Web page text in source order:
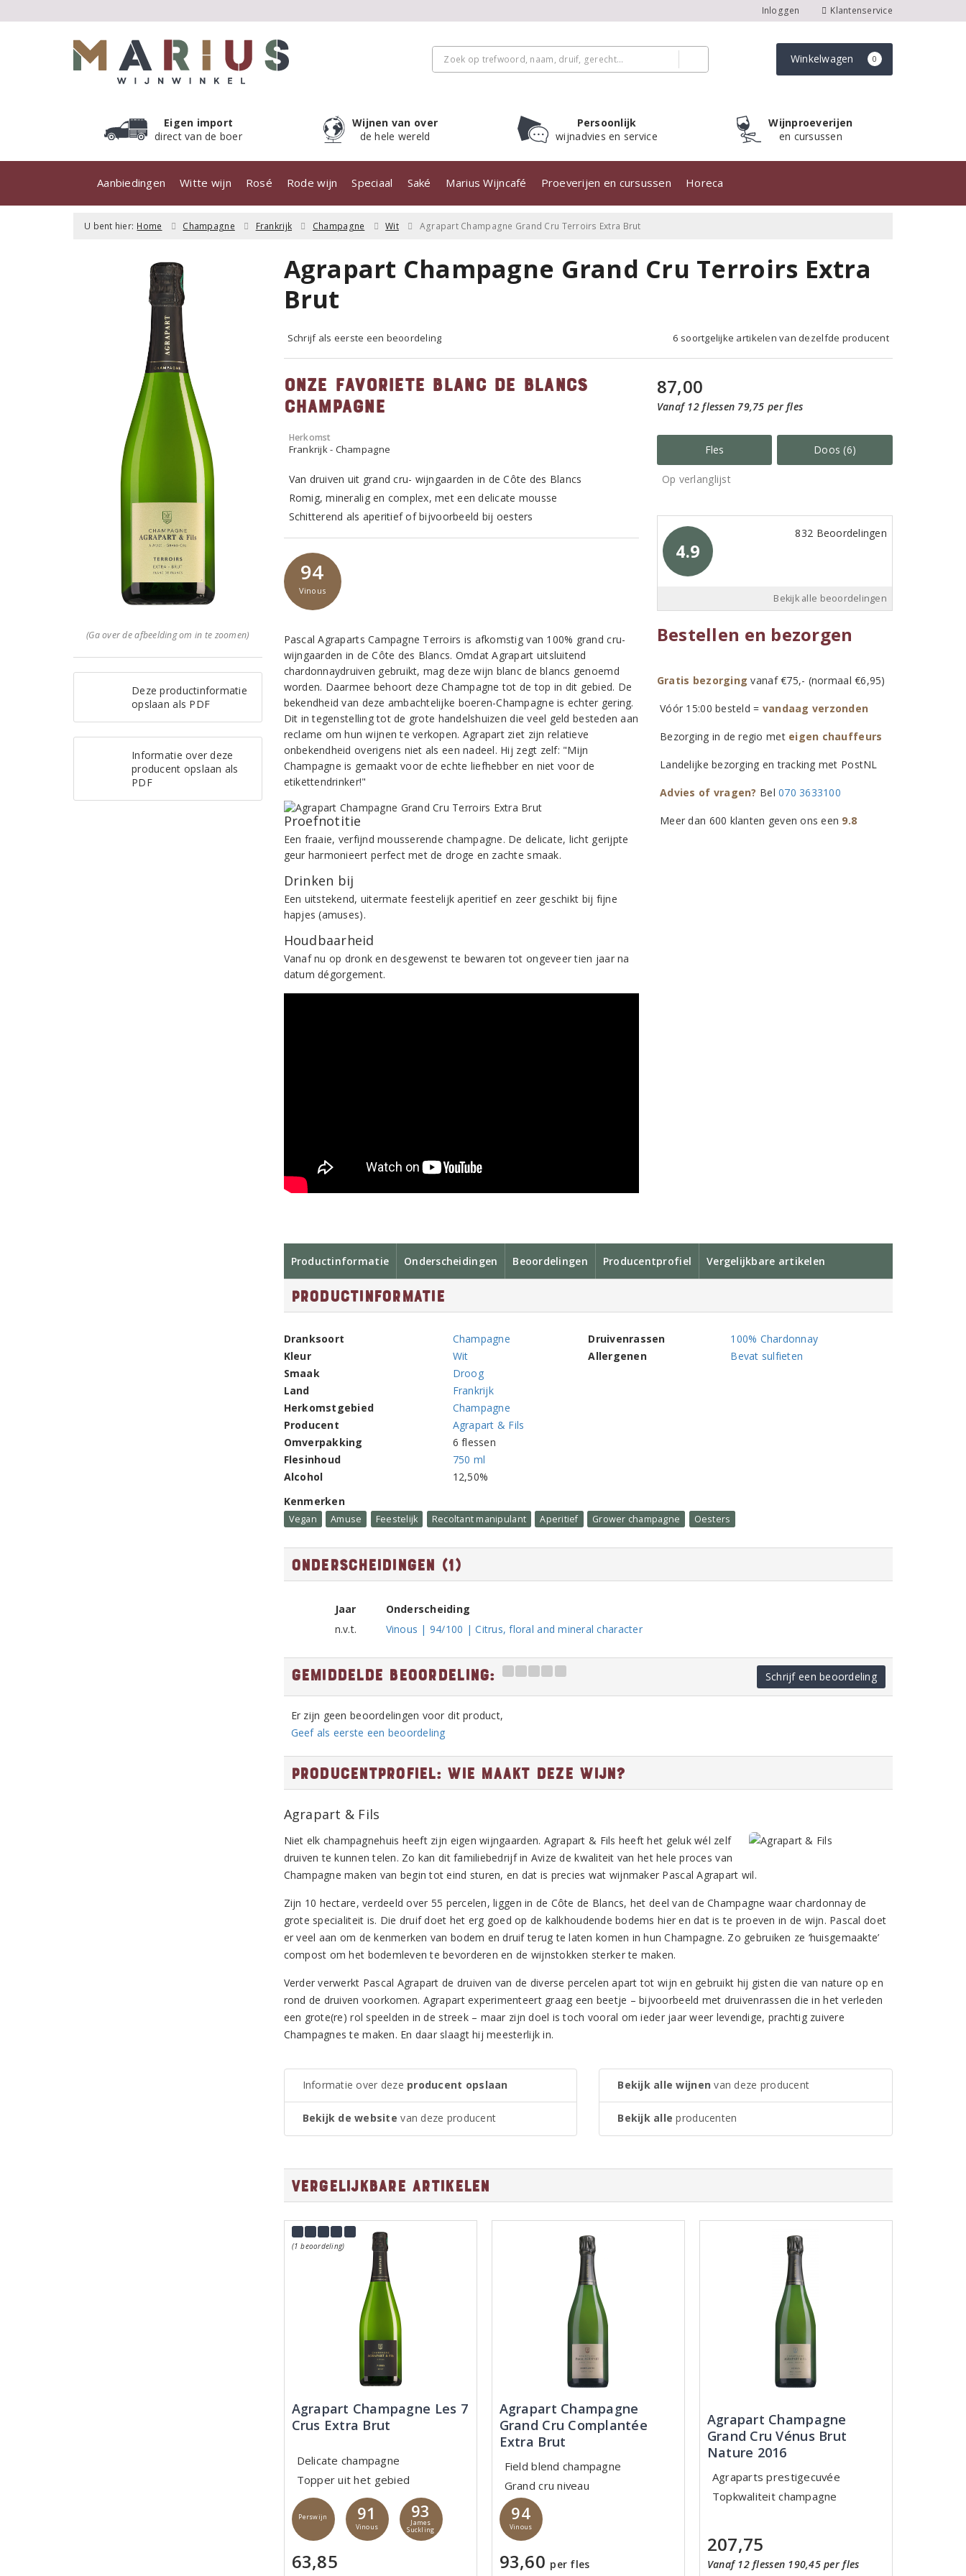
Inloggen Klantenservice
Winkelwagen 0
Eigen import
direct van de boer
Wijnen van over
de hele wereld
Persoonlijk
wijnadvies en service
Wijnproeverijen
en cursussen
Aanbiedingen Witte wijn Rosé Rode wijn Speciaal Saké Marius Wijncafé Proeverijen en cursussen Horeca
U bent hier: Home Champagne Frankrijk Champagne Wit Agrapart Champagne Grand Cru Terroirs Extra Brut
(Ga over de afbeelding om in te zoomen)
Deze productinformatie
opslaan als PDF
Informatie over deze
producent opslaan als
PDF
Agrapart Champagne Grand Cru Terroirs Extra
Brut
Schrijf als eerste een beoordeling 6 soortgelijke artikelen van dezelfde producent
Onze favoriete Blanc de Blancs
Champagne
Herkomst
Frankrijk - Champagne
Van druiven uit grand cru- wijngaarden in de Côte des Blancs
Romig, mineralig en complex, met een delicate mousse
Schitterend als aperitief of bijvoorbeeld bij oesters
94
Vinous
Pascal Agraparts Campagne Terroirs is afkomstig van 100% grand cru-
wijngaarden in de Côte des Blancs. Omdat Agrapart uitsluitend
chardonnaydruiven gebruikt, mag deze wijn blanc de blancs genoemd
worden. Daarmee behoort deze Champagne tot de top in dit gebied. De
bekendheid van deze ambachtelijke boeren-Champagne is echter gering.
Dit in tegenstelling tot de grote handelshuizen die veel geld besteden aan
reclame om hun wijnen te verkopen. Agrapart ziet zijn relatieve
onbekendheid overigens niet als een nadeel. Hij zegt zelf: "Mijn
Champagne is gemaakt voor de echte liefhebber en niet voor de
etikettendrinker!"
Proefnotitie
Een fraaie, verfijnd mousserende champagne. De delicate, licht gerijpte
geur harmonieert perfect met de droge en zachte smaak.
Drinken bij
Een uitstekend, uitermate feestelijk aperitief en zeer geschikt bij fijne
hapjes (amuses).
Houdbaarheid
Vanaf nu op dronk en desgewenst te bewaren tot ongeveer tien jaar na
datum dégorgement.
87,00
Vanaf 12 flessen 79,75 per fles
Fles Doos (6)
Op verlanglijst
4.9
832 Beoordelingen
Bekijk alle beoordelingen
Bestellen en bezorgen
Gratis bezorging vanaf €75,- (normaal €6,95)
Vóór 15:00 besteld = vandaag verzonden
Bezorging in de regio met eigen chauffeurs
Landelijke bezorging en tracking met PostNL
Advies of vragen? Bel070 3633100
Meer dan 600 klanten geven ons een 9.8
Productinformatie Onderscheidingen Beoordelingen Producentprofiel Vergelijkbare artikelen
Productinformatie
Dranksoort
Champagne
Kleur
Wit
Smaak
Droog
Land
Frankrijk
Herkomstgebied
Champagne
Producent
Agrapart & Fils
Omverpakking
6 flessen
Flesinhoud
750 ml
Alcohol
12,50%
Druivenrassen
100% Chardonnay
Allergenen
Bevat sulfieten
Kenmerken
Vegan Amuse Feestelijk Recoltant manipulant Aperitief Grower champagne Oesters
Onderscheidingen (1)
Jaar
Onderscheiding
n.v.t.
Vinous | 94/100 | Citrus, floral and mineral character
Gemiddelde beoordeling: Schrijf een beoordeling
Er zijn geen beoordelingen voor dit product,
Geef als eerste een beoordeling
Producentprofiel: Wie maakt deze wijn?
Agrapart & Fils
Niet elk champagnehuis heeft zijn eigen wijngaarden. Agrapart & Fils heeft het geluk wél zelf
druiven te kunnen telen. Zo kan dit familiebedrijf in Avize de kwaliteit van het hele proces van
Champagne maken van begin tot eind sturen, en dat is precies wat wijnmaker Pascal Agrapart wil.
Zijn 10 hectare, verdeeld over 55 percelen, liggen in de Côte de Blancs, het deel van de Champagne waar chardonnay de
grote specialiteit is. Die druif doet het erg goed op de kalkhoudende bodems hier en dat is te proeven in de wijn. Pascal doet
er veel aan om de kenmerken van bodem en druif terug te laten komen in hun Champagne. Zo gebruiken ze ‘huisgemaakte’
compost om het bodemleven te bevorderen en de wijnstokken sterker te maken.
Verder verwerkt Pascal Agrapart de druiven van de diverse percelen apart tot wijn en gebruikt hij gisten die van nature op en
rond de druiven voorkomen. Agrapart experimenteert graag een beetje – bijvoorbeeld met druivenrassen die in het verleden
een grote(re) rol speelden in de streek – maar zijn doel is toch vooral om ieder jaar weer levendige, prachtig zuivere
Champagnes te maken. En daar slaagt hij meesterlijk in.
Informatie over deze producent opslaan
Bekijk de website van deze producent
Bekijk alle wijnen van deze producent
Bekijk alle producenten
Vergelijkbare artikelen
(1 beoordeling)
Agrapart Champagne Les 7
Crus Extra Brut
Delicate champagne
Topper uit het gebied
Perswijn 91
Vinous
93
James
Suckling
63,85
Agrapart Champagne
Grand Cru Complantée
Extra Brut
Field blend champagne
Grand cru niveau
94
Vinous
93,60 per fles
Agrapart Champagne
Grand Cru Vénus Brut
Nature 2016
Agraparts prestigecuvée
Topkwaliteit champagne
207,75
Vanaf 12 flessen 190,45 per fles